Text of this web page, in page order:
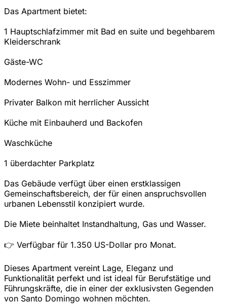
Das Apartment bietet:
1 Hauptschlafzimmer mit Bad en suite und begehbarem
Kleiderschrank
Gäste-WC
Modernes Wohn- und Esszimmer
Privater Balkon mit herrlicher Aussicht
Küche mit Einbauherd und Backofen
Waschküche
1 überdachter Parkplatz
Das Gebäude verfügt über einen erstklassigen
Gemeinschaftsbereich, der für einen anspruchsvollen
urbanen Lebensstil konzipiert wurde.
Die Miete beinhaltet Instandhaltung, Gas und Wasser.
👉 Verfügbar für 1.350 US-Dollar pro Monat.
Dieses Apartment vereint Lage, Eleganz und
Funktionalität perfekt und ist ideal für Berufstätige und
Führungskräfte, die in einer der exklusivsten Gegenden
von Santo Domingo wohnen möchten.